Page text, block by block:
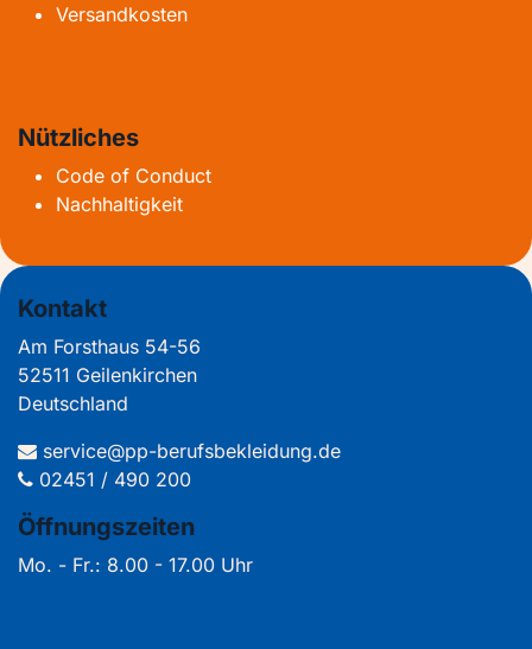
Versandkosten
Nützliches
Code of Conduct
Nachhaltigkeit
Kontakt
Am Forsthaus 54-56
52511 Geilenkirchen
Deutschland
service@pp-berufsbekleidung.de
02451 / 490 200
Öffnungszeiten
Mo. - Fr.: 8.00 - 17.00 Uhr